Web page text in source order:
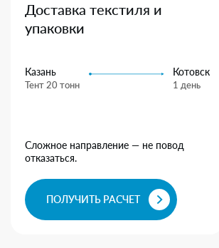
Доставка текстиля и
упаковки
Казань
Тент 20 тонн
Котовск
1 день
Сложное направление — не повод
отказаться.
ПОЛУЧИТЬ РАСЧЕТ